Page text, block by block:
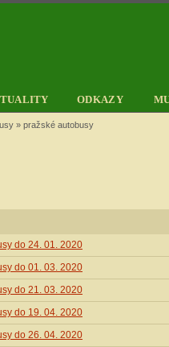
ODKAZY
» pražské autobusy
do 24. 01. 2020
do 01. 03. 2020
do 21. 03. 2020
do 19. 04. 2020
do 26. 04. 2020